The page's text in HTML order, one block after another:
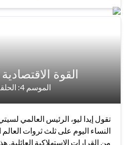
القوة
الموسم 4: الحلقة 2
تقول إيدا ليو، الرئيس العالمي
من القرارات الاستهلاكية العائلية.